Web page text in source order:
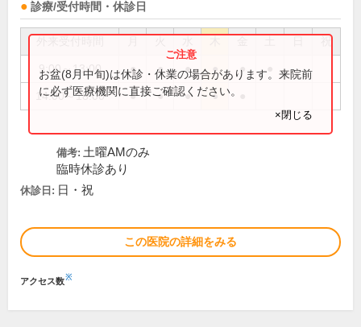
診療/受付時間・休診日
祝
9:00～13:00 ● ● ● ● ●
14:00～18:00 ● ● ● ●
お盆(8月中旬)は休診・休業の場合があります。来院前
に必ず医療機関に直接ご確認ください。
×閉じる
備考: 土曜AMのみ
臨時休診あり
休診日: 日・祝
この医院の詳細をみる
アクセス数※